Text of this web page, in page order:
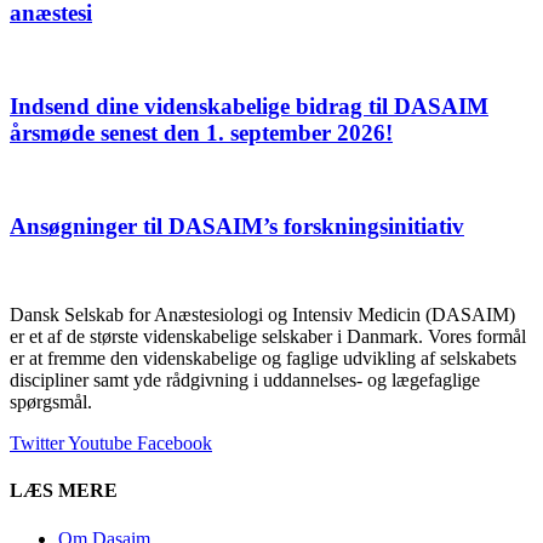
anæstesi
Indsend dine videnskabelige bidrag til DASAIM
årsmøde senest den 1. september 2026!
Ansøgninger til DASAIM’s forskningsinitiativ
Dansk Selskab for Anæstesiologi og Intensiv Medicin (DASAIM)
er et af de største videnskabelige selskaber i Danmark. Vores formål
er at fremme den videnskabelige og faglige udvikling af selskabets
discipliner samt yde rådgivning i uddannelses- og lægefaglige
spørgsmål.
TwitterYoutube Facebook
LÆS MERE
Om Dasaim